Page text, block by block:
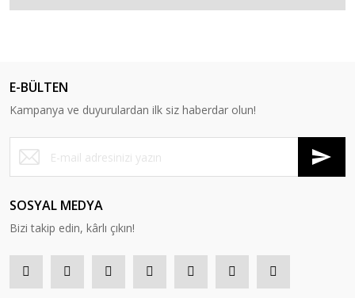
E-BÜLTEN
Kampanya ve duyurulardan ilk siz haberdar olun!
SOSYAL MEDYA
Bizi takip edin, kârlı çıkın!